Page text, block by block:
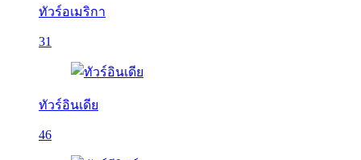
ทัวร์อเมริกา
31
ทัวร์อินเดีย
46